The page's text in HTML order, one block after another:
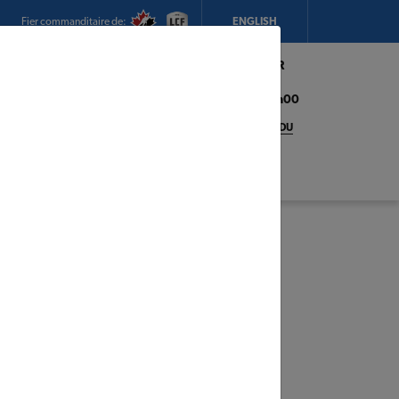
Fier commanditaire de: ENGLISH
Hickey's TIMBER
8h00 - 17h00
DÉTAILS DU